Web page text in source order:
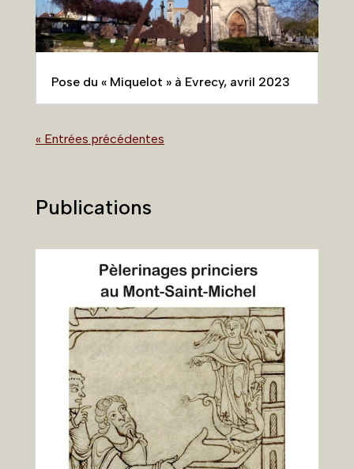
Pose du « Miquelot » à Evrecy, avril 2023
« Entrées précédentes
Publications